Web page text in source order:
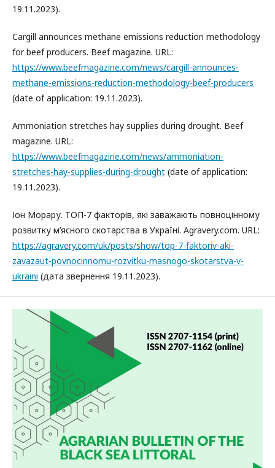
19.11.2023).
Cargill announces methane emissions reduction methodology
for beef producers. Beef magazine. URL:
https://www.beefmagazine.com/news/cargill-announces-
methane-emissions-reduction-methodology-beef-producers
(date of application: 19.11.2023).
Ammoniation stretches hay supplies during drought. Beef
magazine. URL:
https://www.beefmagazine.com/news/ammoniation-
stretches-hay-supplies-during-drought (date of application:
19.11.2023).
Іон Морару. ТОП-7 факторів, які заважають повноцінному
розвитку м’ясного скотарства в Україні. Agravery.com. URL:
https://agravery.com/uk/posts/show/top-7-faktoriv-aki-
zavazaut-povnocinnomu-rozvitku-masnogo-skotarstva-v-
ukraini (дата звернення 19.11.2023).